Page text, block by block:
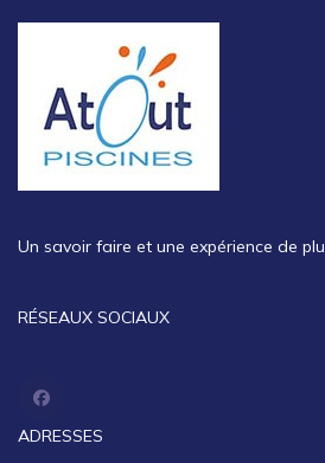
Un savoir faire et une expérience de
RÉSEAUX SOCIAUX
ADRESSES